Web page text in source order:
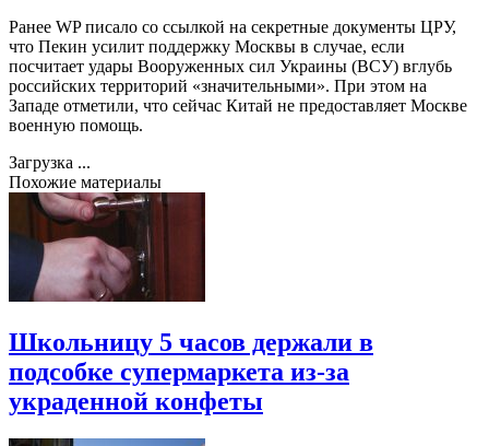
Ранее WP писало со ссылкой на секретные документы ЦРУ,
что Пекин усилит поддержку Москвы в случае, если
посчитает удары Вооруженных сил Украины (ВСУ) вглубь
российских территорий «значительными». При этом на
Западе отметили, что сейчас Китай не предоставляет Москве
военную помощь.
Загрузка ...
Похожие материалы
Школьницу 5 часов держали в
подсобке супермаркета из-за
украденной конфеты